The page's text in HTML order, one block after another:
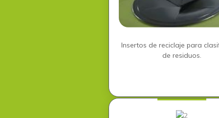
Insertos de reciclaje para
de residuos.